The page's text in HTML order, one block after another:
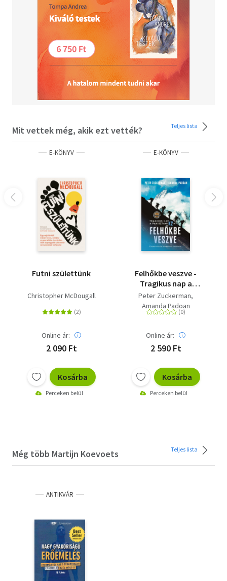
Mit vettek még, akik ezt vették? Teljes lista
E-KÖNYV
Futni születtünk
Christopher McDougall
Online ár:
2 090 Ft
Kosárba
Perceken belül
E-KÖNYV
Felhőkbe veszve -
Tragikus nap a
pakisztáni K2-n - A
serpa mászók
rendkívüli története
Peter Zuckerman
Amanda Padoan
Online ár:
2 590 Ft
Kosárba
Perceken belül
Még több Martijn Koevoets Teljes lista
ANTIKVÁR